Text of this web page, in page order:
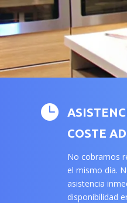

COSTE
No cobramos
el mismo día.
asistencia
disponibilidad